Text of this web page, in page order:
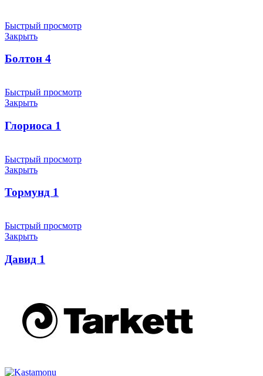
Быстрый просмотр
Закрыть
Болтон 4
Быстрый просмотр
Закрыть
Глориоса 1
Быстрый просмотр
Закрыть
Тормунд 1
Быстрый просмотр
Закрыть
Давид 1